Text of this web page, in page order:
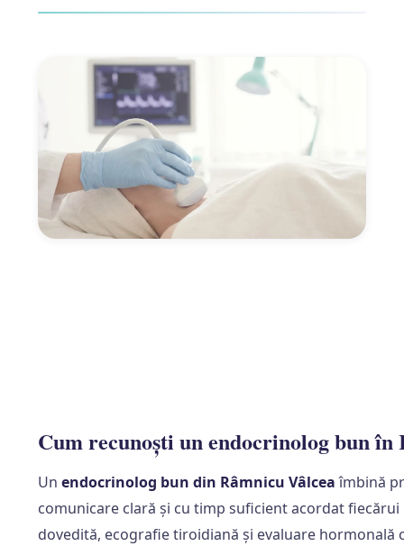
Cum recunoști un endocrinolog bun în
Unendocrinolog bun din Râmnicu Vâlceaîmbină
comunicare clară și cu timp suficient acordat
dovedită, ecografie tiroidiană și evaluare hormonală